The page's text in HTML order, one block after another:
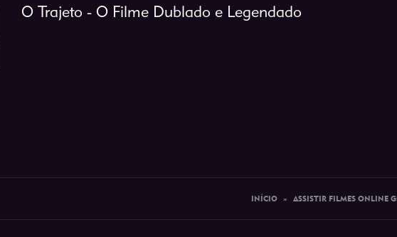
O Trajeto - O Filme Dublado e Legendado
INÍCIO » ASSISTIR FILMES ONLINE